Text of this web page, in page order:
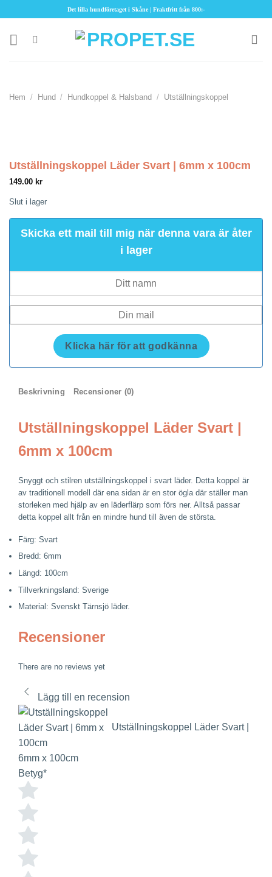
content
Det lilla hundföretaget i Skåne | Fraktfritt från 800:-
Hem / Hund / Hundkoppel & Halsband / Utställningskoppel
Utställningskoppel Läder Svart | 6mm x 100cm
149.00 kr
Slut i lager
Skicka ett mail till mig när denna vara är åter
i lager
Klicka här för att godkänna
Beskrivning Recensioner (0)
Utställningskoppel Läder Svart |
6mm x 100cm
Snyggt och stilren utställningskoppel i svart läder. Detta koppel är
av traditionell modell där ena sidan är en stor ögla där ställer man
storleken med hjälp av en läderflärp som förs ner. Alltså passar
detta koppel allt från en mindre hund till även de största.
Färg: Svart
Bredd: 6mm
Längd: 100cm
Tillverkningsland: Sverige
Material: Svenskt Tärnsjö läder.
Recensioner
There are no reviews yet
Lägg till en recension
Utställningskoppel Läder Svart |
6mm x 100cm
Betyg*